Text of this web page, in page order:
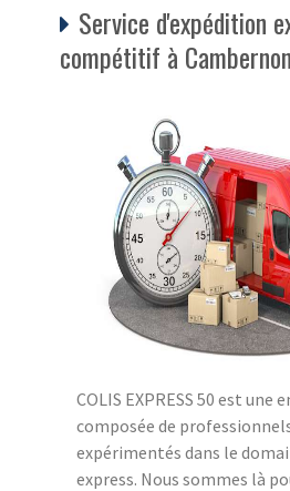
Service d'expédition
compétitif à Cambernon
COLIS EXPRESS 50 est une
composée de
expérimentés dans le
express. Nous sommes là